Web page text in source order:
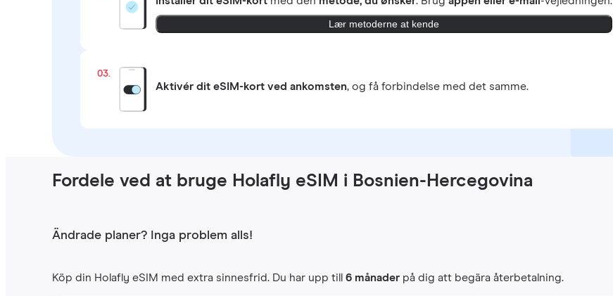
Lær metoderne at kende
03.
Aktivér dit eSIM-kort ved ankomsten, og få forbindelse med det samme.
Fordele ved at bruge Holafly eSIM i Bosnien-Hercegovina
Ändrade planer? Inga problem alls!
Köp din Holafly eSIM med extra sinnesfrid. Du har upp till6 månader på dig att begära återbetalning.